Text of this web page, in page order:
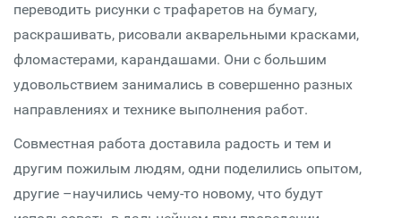
переводить рисунки с трафаретов на бумагу,
раскрашивать, рисовали акварельными красками,
фломастерами, карандашами. Они с большим
удовольствием занимались в совершенно разных
направлениях и технике выполнения работ.
Совместная работа доставила радость и тем и
другим пожилым людям, одни поделились опытом,
другие –научились чему-то новому, что будут